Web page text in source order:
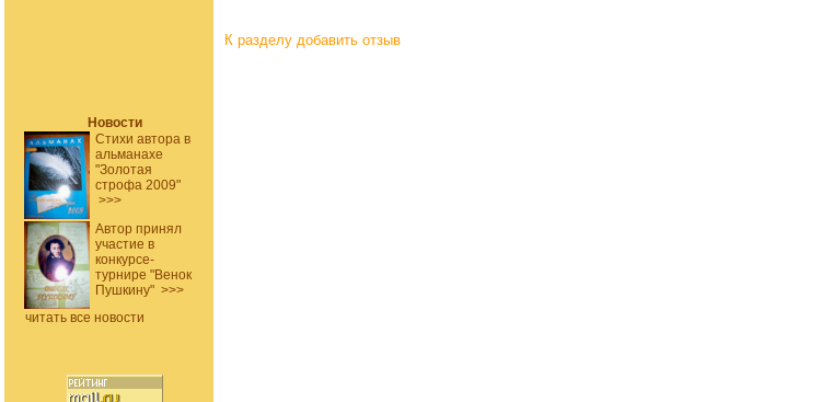
Новости
Стихи автора в
альманахе
"Золотая
строфа 2009"
>>>
Автор принял
участие в
конкурсе-
турнире "Венок
Пушкину" >>>
читать все новости
К разделу добавить отзыв